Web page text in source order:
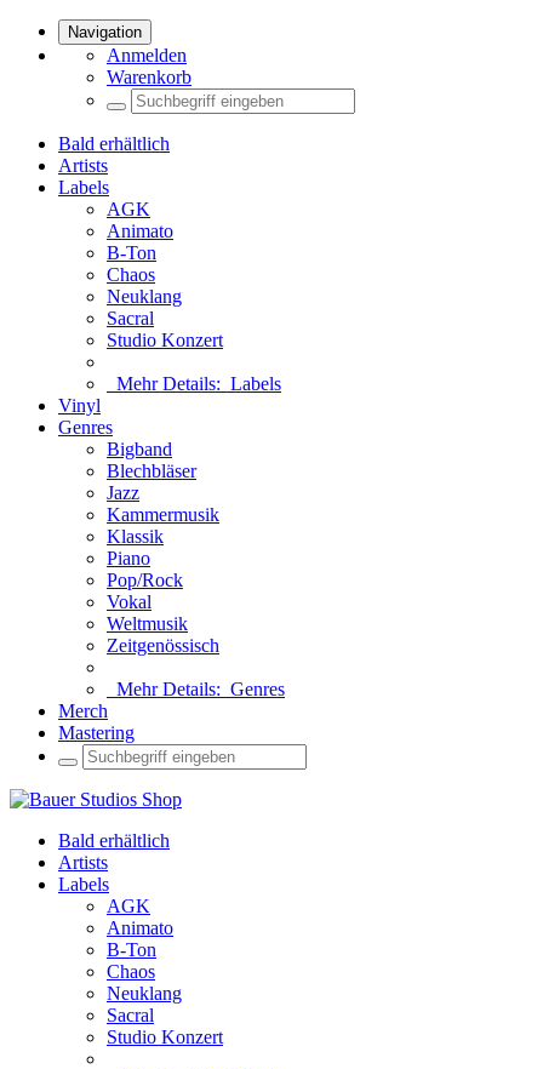
Navigation
Anmelden
Warenkorb
Bald erhältlich
Artists
Labels
AGK
Animato
B-Ton
Chaos
Neuklang
Sacral
Studio Konzert
Mehr Details: Labels
Vinyl
Genres
Bigband
Blechbläser
Jazz
Kammermusik
Klassik
Piano
Pop/Rock
Vokal
Weltmusik
Zeitgenössisch
Mehr Details: Genres
Merch
Mastering
Bald erhältlich
Artists
Labels
AGK
Animato
B-Ton
Chaos
Neuklang
Sacral
Studio Konzert